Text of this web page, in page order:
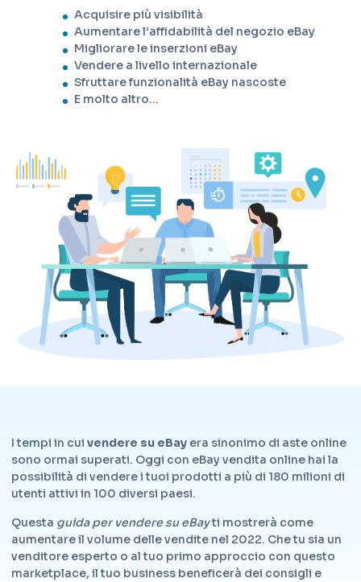
Acquisire più visibilità
Aumentare l’affidabilità del negozio eBay
Migliorare le inserzioni eBay
Vendere a livello internazionale
Sfruttare funzionalità eBay nascoste
E molto altro…
I tempi in cui vendere su eBay era sinonimo di aste online
sono ormai superati. Oggi con eBay vendita online hai la
possibilità di vendere i tuoi prodotti a più di 180 milioni di
utenti attivi in 100 diversi paesi.
Questa guida per vendere su eBayti mostrerà come
aumentare il volume delle vendite nel 2022. Che tu sia un
venditore esperto o al tuo primo approccio con questo
marketplace, il tuo business beneficerà dei consigli e